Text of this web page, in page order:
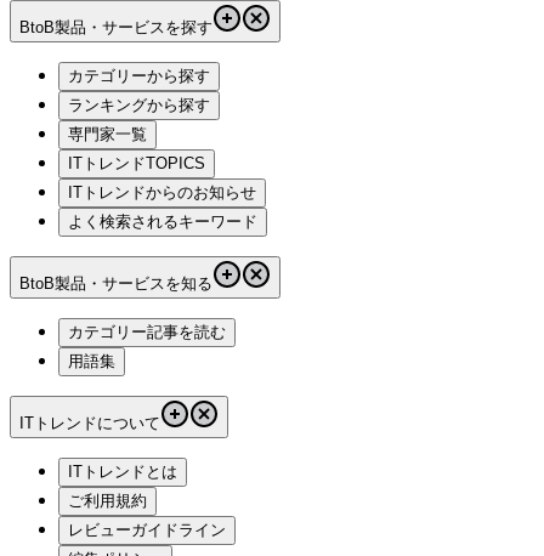
BtoB製品・サービスを探す
カテゴリーから探す
ランキングから探す
専門家一覧
ITトレンドTOPICS
ITトレンドからのお知らせ
よく検索されるキーワード
BtoB製品・サービスを知る
カテゴリー記事を読む
用語集
ITトレンドについて
ITトレンドとは
ご利用規約
レビューガイドライン